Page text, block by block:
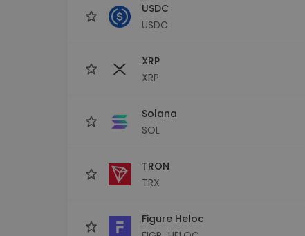
USDC
USDC
XRP
XRP
Solana
SOL
TRON
TRX
Figure Heloc